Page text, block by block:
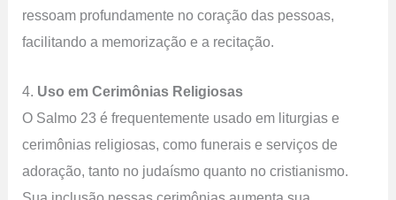
ressoam profundamente no coração das pessoas,
facilitando a memorização e a recitação.
4. Uso em Cerimônias Religiosas
O Salmo 23 é frequentemente usado em liturgias e
cerimônias religiosas, como funerais e serviços de
adoração, tanto no judaísmo quanto no cristianismo.